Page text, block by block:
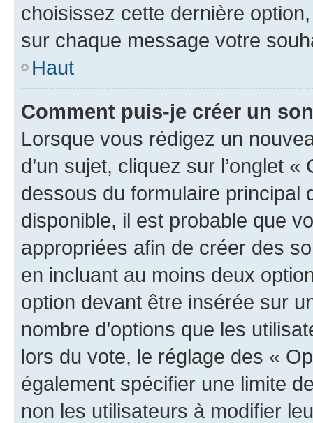
choisissez cette dernière
sur chaque message votre
Haut
Comment puis-je créer un
Lorsque vous rédigez un
d’un sujet, cliquez sur l’onglet
dessous du formulaire principal
disponible, il est probable que
appropriées afin de créer des
en incluant au moins deux
option devant être insérée sur
nombre d’options que les
lors du vote, le réglage des «
également spécifier une limite
non les utilisateurs à modifier